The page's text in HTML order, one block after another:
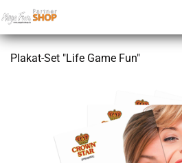
Plakat-​Set "Life Game Fun"